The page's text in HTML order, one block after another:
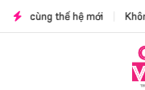
mới | Không gian văn hóa